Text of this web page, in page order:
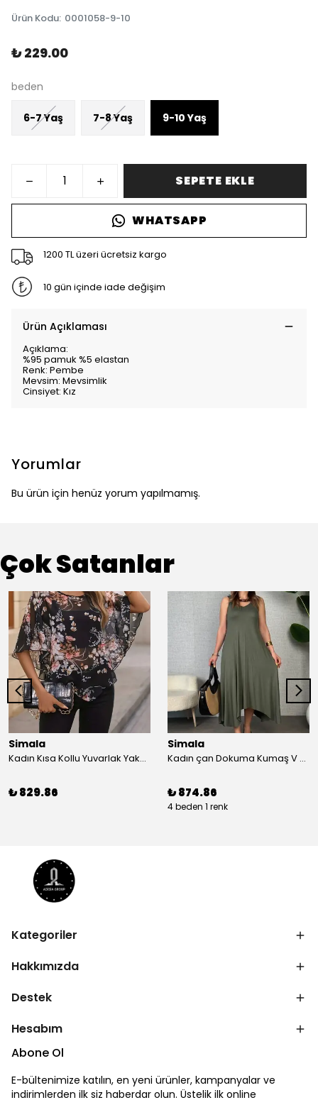
Ürün Kodu: 0001058-9-10
₺ 229.00
beden
6-7 Yaş 7-8 Yaş 9-10 Yaş
SEPETE EKLE
WHATSAPP
1200 TL üzeri ücretsiz kargo
10 gün içinde iade değişim
Ürün Açıklaması
Açıklama:
%95 pamuk %5 elastan
Renk: Pembe
Mevsim: Mevsimlik
Cinsiyet: Kız
Yorumlar
Bu ürün için henüz yorum yapılmamış.
Çok Satanlar
Simala
Kadın Kısa Kollu Yuvarlak Yaka çiçek Baskılı Asimetrik Kesim şifon Bluz
₺ 829.86
Simala
Kadın çan Dokuma Kumaş V Yaka Asimetrik Kesim Elbise
₺ 874.86
4 beden 1 renk
Kategoriler
Hakkımızda
Destek
Hesabım
Abone Ol
E-bültenimize katılın, en yeni ürünler, kampanyalar ve
indirimlerden ilk siz haberdar olun. Üstelik ilk online